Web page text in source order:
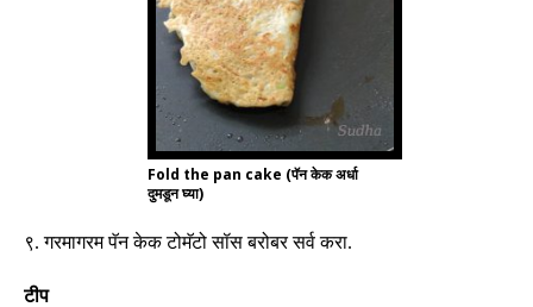
Fold the pan cake (पॅन केक अर्धा
दुमडून घ्या)
९.गरमागरम पॅन केक टोमॅटो सॉस बरोबर सर्व करा.
टीप